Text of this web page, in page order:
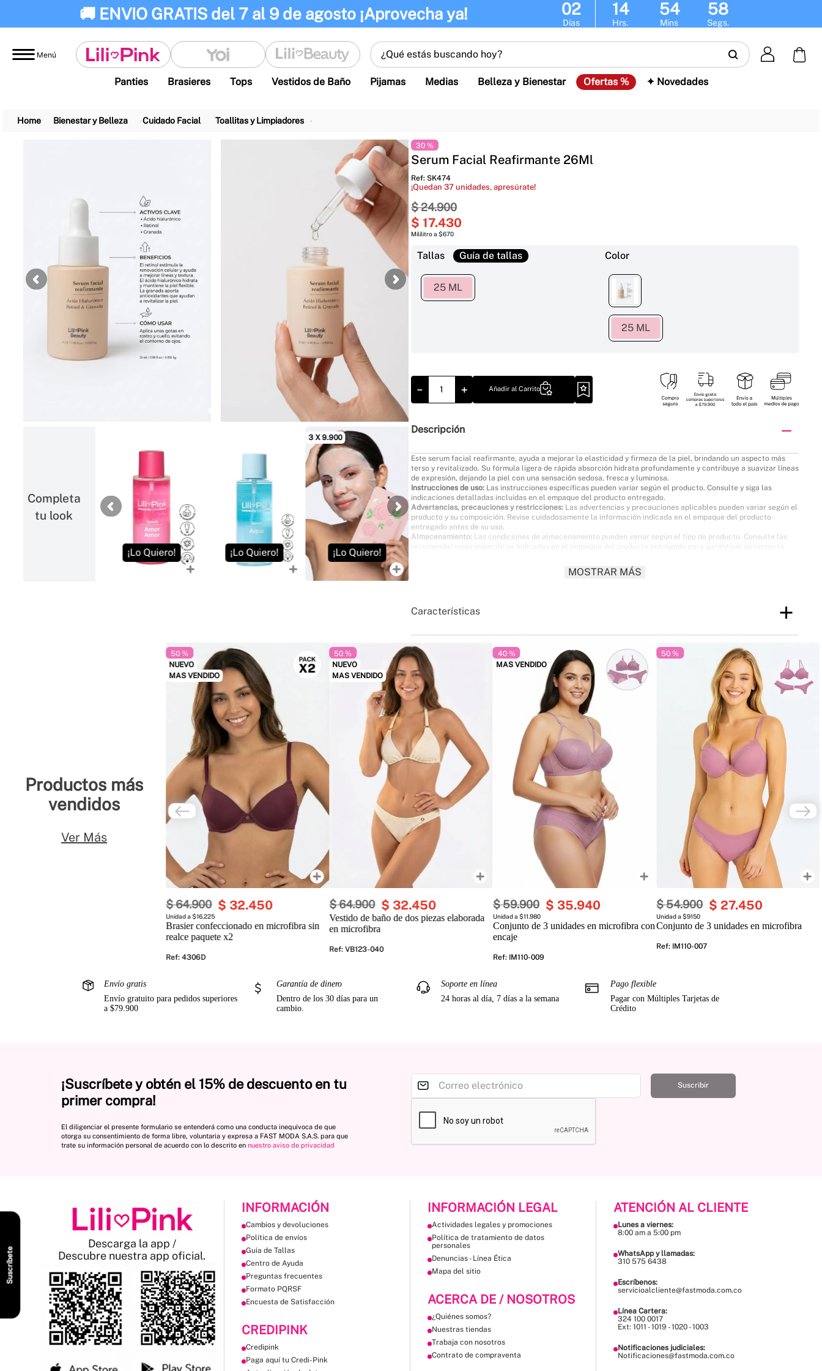
🚚 ENVIO GRATIS del 7 al 9 de agosto ¡Aprovecha ya! 02
Días
14
Hrs.
54
Mins
57
Segs.
Menú ¿Qué estás buscando hoy?
Panties Brasieres Tops Vestidos de Baño Pijamas Medias Belleza y Bienestar Ofertas % ✦ Novedades
Suscríbete
Bienestar y Belleza Cuidado Facial Toallitas y Limpiadores
Completa
tu look
¡Lo Quiero! ¡Lo Quiero! ¡Lo Quiero!
3 X 9.900
3 X 9.900
30 %
Serum Facial Reafirmante 26Ml
Ref: SK474
¡Quedan 37unidades, apresúrate!
$24.900
$ 17.430
Mililitro a $670
Tallas
25 ML
Color
25 ML
＋
－ Añadir al Carrito
Descripción
Este serum facial reafirmante, ayuda a mejorar la elasticidad y firmeza de la piel, brindando un aspecto más
terso y revitalizado. Su fórmula ligera de rápida absorción hidrata profundamente y contribuye a suavizar líneas
de expresión, dejando la piel con una sensación sedosa, fresca y luminosa.
Instrucciones de uso:Las instrucciones específicas pueden variar según el producto. Consulte y siga las
indicaciones detalladas incluidas en el empaque del producto entregado.
Advertencias, precauciones y restricciones:Las advertencias y precauciones aplicables pueden variar según el
producto y su composición. Revise cuidadosamente la información indicada en el empaque del producto
entregado antes de su uso.
Almacenamiento: Las condiciones de almacenamiento pueden variar según el tipo de producto. Consulte las
Lote variable según disponibilidad. El lote exacto se informa en el empaque del producto
El código de la NSO se encontrará en el empaque del producto junto con el país de expedición.
MOSTRAR MÁS
Características
Productos más
vendidos
Ver Más
50 %
NUEVO
MAS VENDIDO
$64.900 $ 32.450
Unidad a $16.225
Brasier confeccionado en microfibra sin
realce paquete x2
Ref:4306D
50 %
NUEVO
MAS VENDIDO
$64.900 $ 32.450
Vestido de baño de dos piezas elaborada
en microfibra
Ref:VB123-040
40 %
MAS VENDIDO
$59.900 $ 35.940
Unidad a $11.980
Conjunto de 3 unidades en microfibra con
encaje
Ref: IM110-009
50 %
$54.900 $ 27.450
Unidad a $9150
Conjunto de 3 unidades en microfibra
Ref: IM110-007
Envío gratis
Envío gratuito para pedidos superiores
a $79.900
Garantía de dinero
Dentro de los 30 días para un
cambio.
Soporte en línea
24 horas al día, 7 días a la semana
Pago flexible
Pagar con Múltiples Tarjetas de
Crédito
¡Suscríbete y obtén el 15% de descuento en tu
primer compra!
El diligenciar el presente formulario se entenderá como una conducta inequívoca de que
otorga su consentimiento de forma libre, voluntaria y expresa a FAST MODA S.A.S. para que
trate su información personal de acuerdo con lo descrito en nuestro aviso de privacidad
Suscribir
Descarga la app /
Descubre nuestra app oficial.
INFORMACIÓN
Cambios y devoluciones
Política de envíos
Guía de Tallas
Centro de Ayuda
Preguntas frecuentes
Formato PQRSF
Encuesta de Satisfacción
CREDIPINK
Credipink
Paga aquí tu Credi-Pink
INFORMACIÓN LEGAL
Actividades legales y promociones
Política de tratamiento de datos
personales
Denuncias - Línea Ética
Mapa del sitio
ACERCA DE / NOSOTROS
¿Quiénes somos?
Nuestras tiendas
Trabaja con nosotros
Contrato de compraventa
ATENCIÓN AL CLIENTE
Lunes a viernes:
8:00 am a 5:00 pm
WhatsApp y llamadas:
310 575 6438
Escríbenos:
servicioalcliente@fastmoda.com.co
Línea Cartera:
324 100 0017
Ext: 1011 - 1019 - 1020 - 1003
Notificaciones judiciales:
Notificaciones@fastmoda.com.co